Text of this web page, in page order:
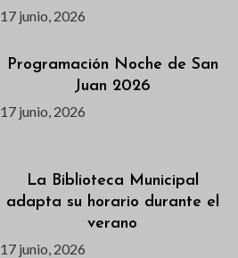
17 junio, 2026
Programación Noche de San
Juan 2026
17 junio, 2026
La Biblioteca Municipal
adapta su horario durante el
verano
17 junio, 2026